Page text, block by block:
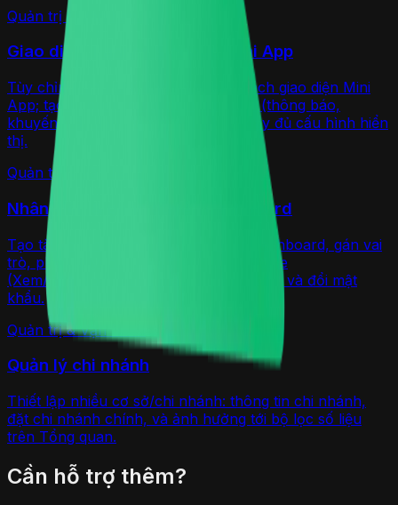
Quản trị & Vận hành
Giao diện, banner & popup Mini App
Tùy chỉnh màu chủ đạo và phong cách giao diện Mini
App; tạo banner trang chủ và popup (thông báo,
khuyến mãi, dẫn tới mini game) với đầy đủ cấu hình hiển
thị.
Quản trị & Vận hành
Nhân viên & phân quyền dashboard
Tạo tài khoản nhân viên đăng nhập dashboard, gán vai
trò, phân quyền chi tiết theo từng module
(Xem/Sửa/Xoá), dùng mẫu quyền nhanh và đổi mật
khẩu.
Quản trị & Vận hành
Quản lý chi nhánh
Thiết lập nhiều cơ sở/chi nhánh: thông tin chi nhánh,
đặt chi nhánh chính, và ảnh hưởng tới bộ lọc số liệu
trên Tổng quan.
Cần hỗ trợ thêm?